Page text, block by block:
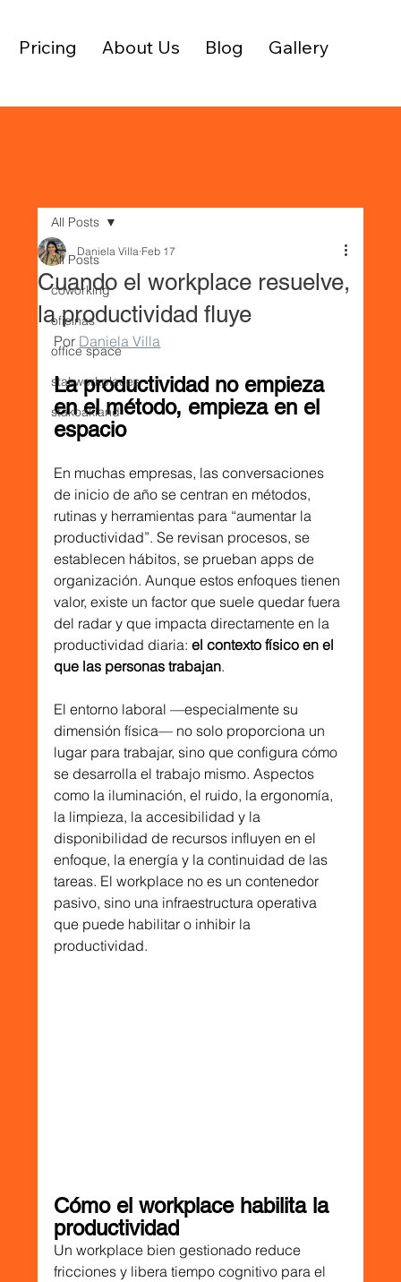
Pricing About Us Blog Gallery
All Posts
coworking
oficinas
office space
stakworkplaces
stakoakland
All Posts
Cuando el workplace resuelve,
la productividad fluye
Daniela Villa Feb 17
Por Daniela Villa
La productividad no empieza
en el método, empieza en el
espacio
En muchas empresas, las conversaciones
de inicio de año se centran en métodos,
rutinas y herramientas para “aumentar la
productividad”. Se revisan procesos, se
establecen hábitos, se prueban apps de
organización. Aunque estos enfoques tienen
valor, existe un factor que suele quedar fuera
del radar y que impacta directamente en la
productividad diaria: el contexto físico en el
que las personas trabajan.
El entorno laboral —especialmente su
dimensión física— no solo proporciona un
lugar para trabajar, sino que configura cómo
se desarrolla el trabajo mismo. Aspectos
como la iluminación, el ruido, la ergonomía,
la limpieza, la accesibilidad y la
disponibilidad de recursos influyen en el
enfoque, la energía y la continuidad de las
tareas. El workplace no es un contenedor
pasivo, sino una infraestructura operativa
que puede habilitar o inhibir la
productividad.
Cómo el workplace habilita la
productividad
Un workplace bien gestionado reduce
fricciones y libera tiempo cognitivo para el